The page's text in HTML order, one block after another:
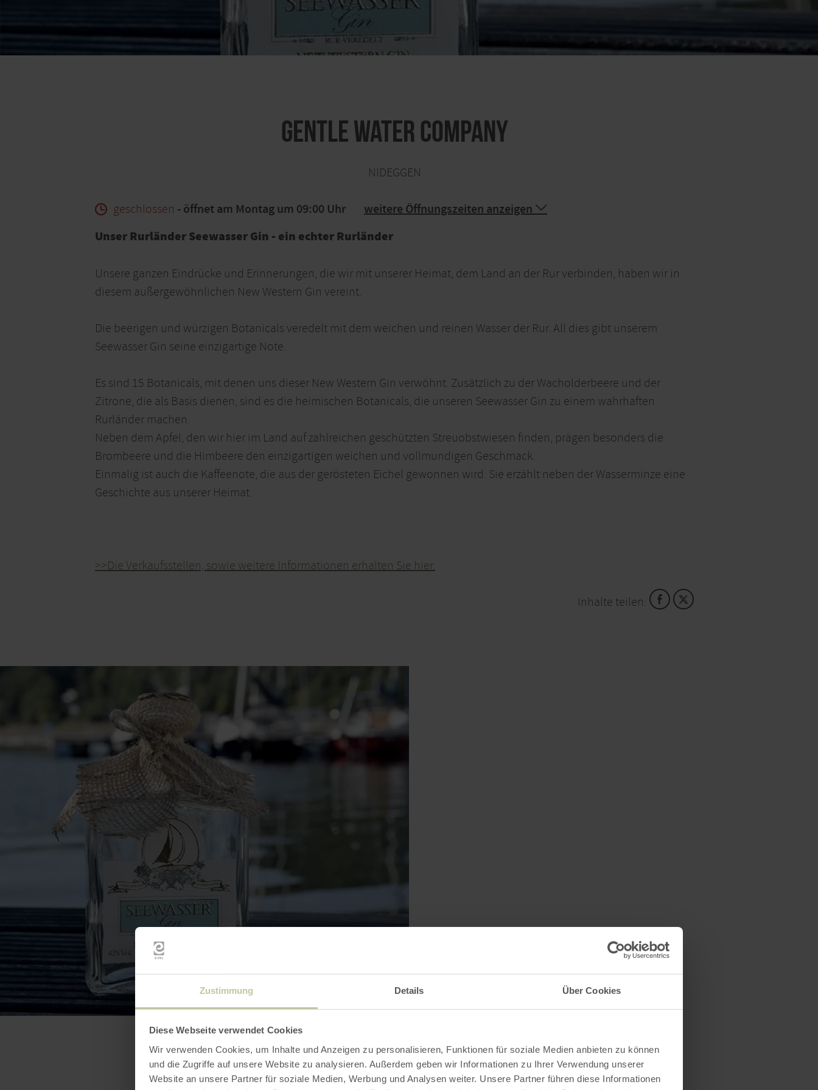
Zustimmung Details Über Cookies
Diese Webseite verwendet Cookies
Wir verwenden Cookies, um Inhalte und Anzeigen zu personalisieren, Funktionen für soziale Medien anbieten zu können
und die Zugriffe auf unsere Website zu analysieren. Außerdem geben wir Informationen zu Ihrer Verwendung unserer
Website an unsere Partner für soziale Medien, Werbung und Analysen weiter. Unsere Partner führen diese Informationen
Gentle Water Company
NIDEGGEN
geschlossen - öffnet am Montag um 09:00 Uhr weitere Öffnungszeiten anzeigen
Unser Rurländer Seewasser Gin - ein echter Rurländer
Unsere ganzen Eindrücke und Erinnerungen, die wir mit unserer Heimat, dem Land an der Rur verbinden, haben wir in
diesem außergewöhnlichen New Western Gin vereint.
Die beerigen und würzigen Botanicals veredelt mit dem weichen und reinen Wasser der Rur. All dies gibt unserem
Seewasser Gin seine einzigartige Note.
Es sind 15 Botanicals, mit denen uns dieser New Western Gin verwöhnt. Zusätzlich zu der Wacholderbeere und der
Zitrone, die als Basis dienen, sind es die heimischen Botanicals, die unseren Seewasser Gin zu einem wahrhaften
Rurländer machen.
Neben dem Apfel, den wir hier im Land auf zahlreichen geschützten Streuobstwiesen finden, prägen besonders die
Brombeere und die Himbeere den einzigartigen weichen und vollmundigen Geschmack.
Einmalig ist auch die Kaffeenote, die aus der gerösteten Eichel gewonnen wird. Sie erzählt neben der Wasserminze eine
Geschichte aus unserer Heimat.
>>Die Verkaufsstellen, sowie weitere Informationen erhalten Sie hier.
Inhalte teilen:
BILD VERGRÖSSERN
Auf einen Blick